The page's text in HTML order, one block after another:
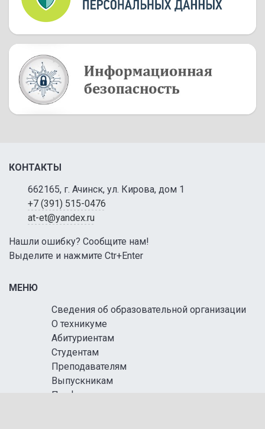
КОНТАКТЫ
662165, г. Ачинск, ул. Кирова, дом 1
+7 (391) 515-0476
at-et@yandex.ru
Нашли ошибку? Сообщите нам!
Выделите и нажмите Ctr+Enter
МЕНЮ
Сведения об образовательной организации
О техникуме
Абитуриентам
Студентам
Преподавателям
Выпускникам
Профориентация